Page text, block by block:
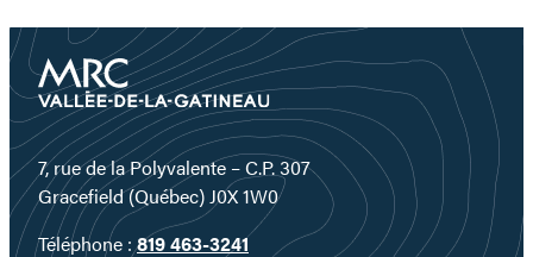
d’un
territoire
où
l’eau
devient
un
véritable
terrain
de
7, rue de la Polyvalente – C.P. 307
Gracefield (Québec) J0X 1W0
Téléphone :819 463-3241